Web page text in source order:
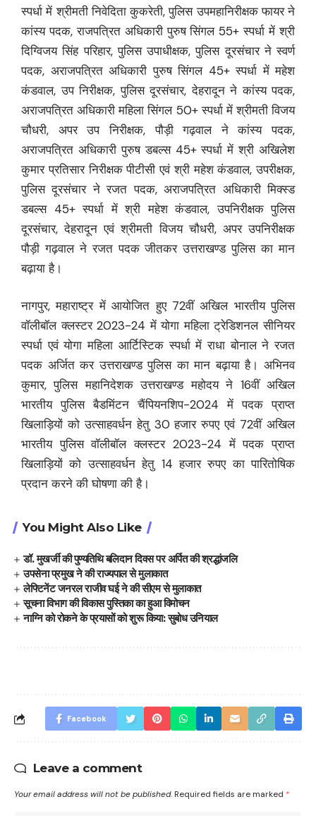
स्पर्धा में श्रीमती निवेदिता कुकरेती, पुलिस उपमहानिरीक्षक फायर ने
कांस्य पदक, राजपत्रित अधिकारी पुरुष सिंगल 55+ स्पर्धा में श्री
दिग्विजय सिंह परिहार, पुलिस उपाधीक्षक, पुलिस दूरसंचार ने स्वर्ण
पदक, अराजपत्रित अधिकारी पुरुष सिंगल 45+ स्पर्धा में महेश
कंडवाल, उप निरीक्षक, पुलिस दूरसंचार, देहरादून ने कांस्य पदक,
अराजपत्रित अधिकारी महिला सिंगल 50+ स्पर्धा में श्रीमती विजय
चौधरी, अपर उप निरीक्षक, पौड़ी गढ़वाल ने कांस्य पदक,
अराजपत्रित अधिकारी पुरुष डबल्स 45+ स्पर्धा में श्री अखिलेश
कुमार प्रतिसार निरीक्षक पीटीसी एवं श्री महेश कंडवाल, उपरीक्षक,
पुलिस दूरसंचार ने रजत पदक, अराजपत्रित अधिकारी मिक्स्ड
डबल्स 45+ स्पर्धा में श्री महेश कंडवाल, उपनिरीक्षक पुलिस
दूरसंचार, देहरादून एवं श्रीमती विजय चौधरी, अपर उपनिरीक्षक
पौड़ी गढ़वाल ने रजत पदक जीतकर उत्तराखण्ड पुलिस का मान
बढ़ाया है।
नागपुर, महाराष्ट्र में आयोजित हुए 72वीं अखिल भारतीय पुलिस
वॉलीबॉल क्लस्टर 2023-24 में योगा महिला ट्रेडिशनल सीनियर
स्पर्धा एवं योगा महिला आर्टिस्टिक स्पर्धा में राधा बोनाल ने रजत
पदक अर्जित कर उत्तराखण्ड पुलिस का मान बढ़ाया है। अभिनव
कुमार, पुलिस महानिदेशक उत्तराखण्ड महोदय ने 16वीं अखिल
भारतीय पुलिस बैडमिंटन चैंपियनशिप-2024 में पदक प्राप्त
खिलाड़ियों को उत्साहवर्धन हेतु 30 हजार रुपए एवं 72वीं अखिल
भारतीय पुलिस वॉलीबॉल क्लस्टर 2023-24 में पदक प्राप्त
खिलाड़ियों को उत्साहवर्धन हेतु 14 हजार रुपए का पारितोषिक
प्रदान करने की घोषणा की है।
You Might Also Like
डॉ. मुखर्जी की पुण्यतिथि बलिदान दिवस पर अर्पित की श्रद्धांजलि
उपसेना प्रमुख ने की राज्यपाल से मुलाकात
लेफ्टिनेंट जनरल राजीव घई ने की सीएम से मुलाकात
सूचना विभाग की विकास पुस्तिका का हुआ विमोचन
नाग्नि को रोकने के प्रयासों को शुरू किया: सुबोध उनियाल
Facebook
Leave a comment
Your email address will not be published. Required fields are marked *